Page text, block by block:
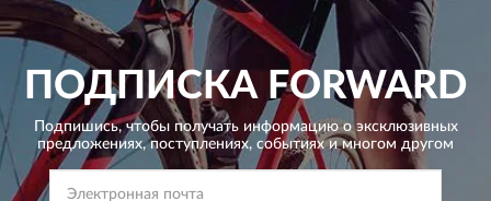
ПОДПИСКА FORWARD
Подпишись, чтобы получать информацию о эксклюзивных
предложениях,поступлениях, событиях и многом другом